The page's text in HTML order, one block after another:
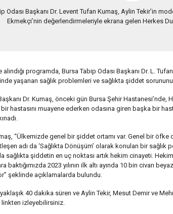
Odası Başkanı Dr. Levent Tufan Kumaş, Aylin Tekir’in
Ekmekçi’nin değerlendirmeleriyle ekrana gelen Herkes
programda, Bursa Tabip Odası Başkanı Dr. L.
yaşanan sağlık problemleri ve sağlıkta şiddet
Dr. Kumaş, önceki gün Bursa Şehir Hastanesi’nde,
hastasını muayene ederken odasına giren başka bir
“Ülkemizde genel bir şiddet ortamı var. Genel bir
adı da ‘Sağlıkta Dönüşüm’ olarak konulan bir
sağlıkta şiddetin en uç noktası artık hekim cinayeti.
baktığımızda 2023 yılının ilk altı ayında 10 bin civarı
şeklinde açıklamalarda bulundu.
yaklaşık 40 dakika süren ve Aylin Tekir, Mesut Demir ve
linkten izleyebilirsiniz.